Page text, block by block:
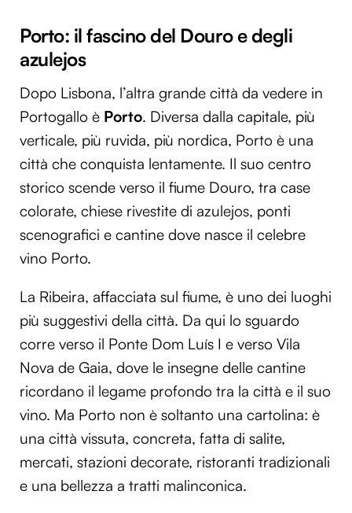
Porto: il fascino del Douro e degli
azulejos
Dopo Lisbona, l’altra grande città da vedere in
Portogallo è Porto. Diversa dalla capitale, più
verticale, più ruvida, più nordica, Porto è una
città che conquista lentamente. Il suo centro
storico scende verso il fiume Douro, tra case
colorate, chiese rivestite di azulejos, ponti
scenografici e cantine dove nasce il celebre
vino Porto.
La Ribeira, affacciata sul fiume, è uno dei luoghi
più suggestivi della città. Da qui lo sguardo
corre verso il Ponte Dom Luís I e verso Vila
Nova de Gaia, dove le insegne delle cantine
ricordano il legame profondo tra la città e il suo
vino. Ma Porto non è soltanto una cartolina: è
una città vissuta, concreta, fatta di salite,
mercati, stazioni decorate, ristoranti tradizionali
e una bellezza a tratti malinconica.